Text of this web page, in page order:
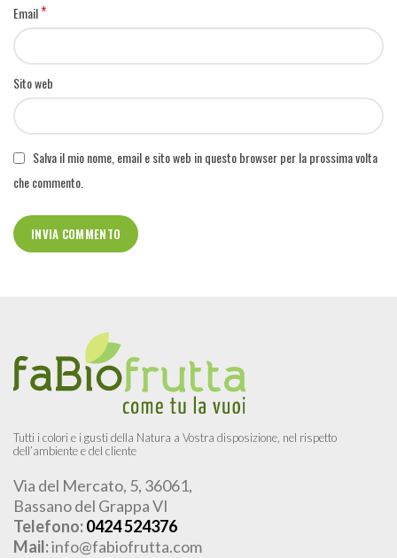
Email*
Sito web
Salva il mio nome, email e sito web in questo browser per la prossima volta
che commento.
Tutti i colori e i gusti della Natura a Vostra disposizione, nel rispetto
dell’ambiente e del cliente
Via del Mercato, 5, 36061,
Bassano del Grappa VI
Telefono:0424 524376
Mail:info@fabiofrutta.com